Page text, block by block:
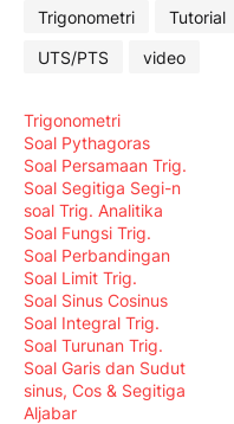
Trigonometri
Tutorial
UTS/PTS
video
Trigonometri
Soal Pythagoras
Soal Persamaan Trig.
Soal Segitiga Segi-n
soal Trig. Analitika
Soal Fungsi Trig.
Soal Perbandingan
Soal Limit Trig.
Soal Sinus Cosinus
Soal Integral Trig.
Soal Turunan Trig.
Soal Garis dan Sudut
sinus, Cos & Segitiga
Aljabar